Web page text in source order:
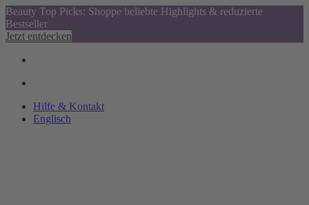
Beauty Top Picks: Shoppe beliebte Highlights & reduzierte
Bestseller
Jetzt entdecken
Hilfe & Kontakt
Englisch